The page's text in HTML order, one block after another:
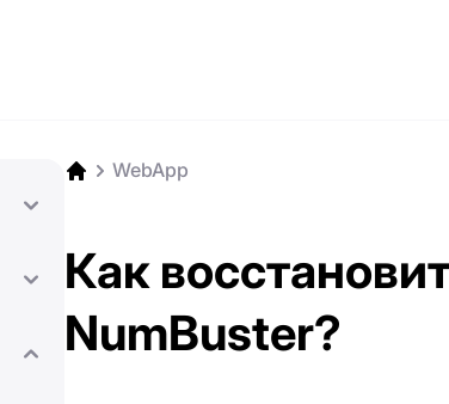
WebApp
Как
NumBuster?